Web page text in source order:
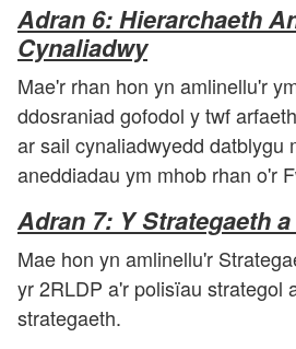
Adran 6: Hierarchaeth
Cynaliadwy
Mae'r rhan hon yn amlinellu'r
ddosraniad gofodol y twf
ar sail cynaliadwyedd datblygu
aneddiadau ym mhob rhan o'r
Adran 7: Y Strategaeth
Mae hon yn amlinellu'r
yr 2RLDP a'r polisïau strategol
strategaeth.